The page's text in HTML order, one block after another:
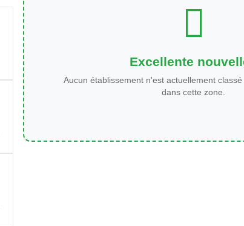
Excellente
Aucun établissement n'est actuellement
dans cette zone.